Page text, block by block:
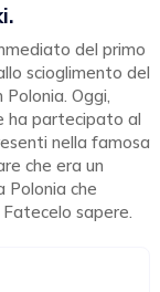
del primo
scioglimento del
Oggi,
ha partecipato al
nella famosa
che era un
Polonia che
sapere.